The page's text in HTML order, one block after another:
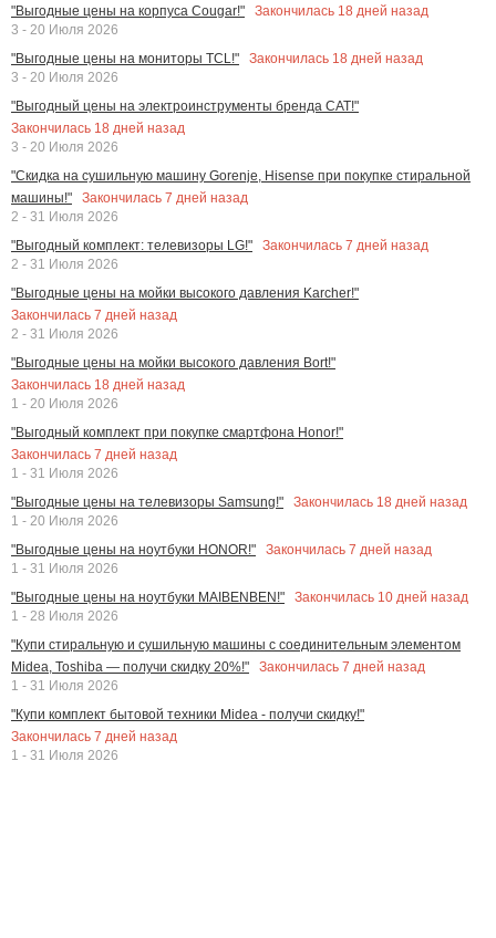
"Выгодные цены на корпуса Cougar!"
Закончилась 18 дней назад
3 - 20 Июля 2026
"Выгодные цены на мониторы TCL!"
Закончилась 18 дней назад
3 - 20 Июля 2026
"Выгодный цены на электроинструменты бренда CAT!"
Закончилась 18 дней назад
3 - 20 Июля 2026
"Скидка на сушильную машину Gorenje, Hisense при покупке стиральной
машины!"
Закончилась 7 дней назад
2 - 31 Июля 2026
"Выгодный комплект: телевизоры LG!"
Закончилась 7 дней назад
2 - 31 Июля 2026
"Выгодные цены на мойки высокого давления Karcher!"
Закончилась 7 дней назад
2 - 31 Июля 2026
"Выгодные цены на мойки высокого давления Bort!"
Закончилась 18 дней назад
1 - 20 Июля 2026
"Выгодный комплект при покупке смартфона Honor!"
Закончилась 7 дней назад
1 - 31 Июля 2026
"Выгодные цены на телевизоры Samsung!"
Закончилась 18 дней назад
1 - 20 Июля 2026
"Выгодные цены на ноутбуки HONOR!"
Закончилась 7 дней назад
1 - 31 Июля 2026
"Выгодные цены на ноутбуки MAIBENBEN!"
Закончилась 10 дней назад
1 - 28 Июля 2026
"Купи стиральную и сушильную машины с соединительным элементом
Midea, Toshiba — получи скидку 20%!"
Закончилась 7 дней назад
1 - 31 Июля 2026
"Купи комплект бытовой техники Midea - получи скидку!"
Закончилась 7 дней назад
1 - 31 Июля 2026